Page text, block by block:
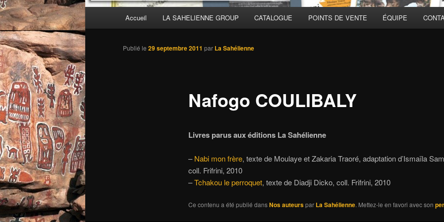
Accueil LA SAHELIENNE GROUP CATALOGUE POINTS DE VENTE ÉQUIPE
Nafogo COULIBALY
Publié le 29 septembre 2011 par La Sahélienne
Livres parus aux éditions La Sahélienne
–Nabi mon frère, texte de Moulaye et Zakaria Traoré, adaptation d’Ismaïla
coll. Frifrini, 2010
–Tchakou le perroquet, texte de Diadji Dicko, coll. Frifrini, 2010
Ce contenu a été publié dansNos auteurspar La Sahélienne. Mettez-le en favori avec son